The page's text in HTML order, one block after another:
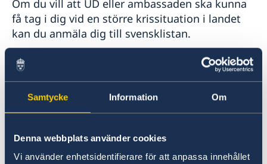
Samtycke Information Om
Denna webbplats använder cookies
Vi använder enhetsidentifierare för att anpassa innehållet
Om du vill att UD eller ambassaden ska kunna
få tag i dig vid en större krissituation i landet
kan du anmäla dig till svensklistan.
Anmäl dig till svensklistan